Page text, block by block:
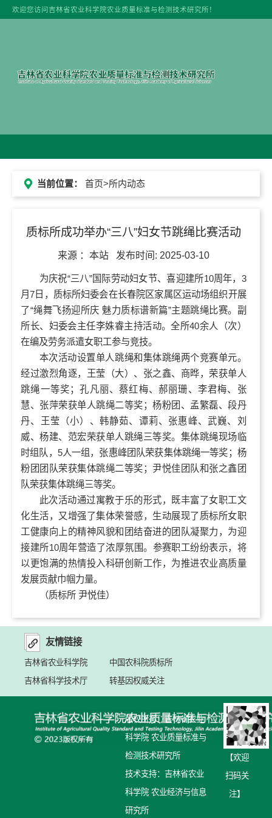
欢迎您访问吉林省农业科学院农业质量标准与检测技术研究所！
当前位置： 首页>所内动态
质标所成功举办“三八”妇女节跳绳比赛活动
来源 ： 本站 发布时间: 2025-03-10
为庆祝“三八”国际劳动妇女节、喜迎建所10周年，3
月7日，质标所妇委会在长春院区家属区运动场组织开展
了“绳舞飞扬迎所庆 魅力质标谱新篇”主题跳绳比赛。副
所长、妇委会主任李姝睿主持活动。全所40余人（次）
在编及劳务派遣女职工参与竞技。
本次活动设置单人跳绳和集体跳绳两个竞赛单元。
经过激烈角逐，王莹（大）、张之鑫、商晔，荣获单人
跳绳一等奖；孔凡丽、蔡红梅、郝丽珊、李君梅、张
慧、张萍荣获单人跳绳二等奖；杨粉团、孟繁磊、段丹
丹、王莹（小）、韩静茹、谭莉、张惠峰、武巍、刘
威、杨建、范宏荣获单人跳绳三等奖。集体跳绳现场临
时组队，5人一组，张惠峰团队荣获集体跳绳一等奖；杨
粉团团队荣获集体跳绳二等奖；尹悦佳团队和张之鑫团
队荣获集体跳绳三等奖。
此次活动通过寓教于乐的形式，既丰富了女职工文
化生活，又增强了集体荣誉感，生动展现了质标所女职
工健康向上的精神风貌和团结奋进的团队凝聚力，为迎
接建所10周年营造了浓厚氛围。参赛职工纷纷表示，将
以更饱满的热情投入科研创新工作，为推进农业高质量
发展贡献巾帼力量。
（质标所 尹悦佳）
友情链接
吉林省农业科学院
中国农科院质标所
吉林省科学技术厅
转基因权威关注
版权所有：吉林省农业
科学院 农业质量标准与
检测技术研究所
技术支持：吉林省农业
科学院 农业经济与信息
研究所
【欢迎
扫码关
注】